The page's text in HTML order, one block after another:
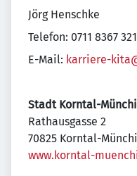
Jörg Henschke
Telefon: 0711 8367
E-Mail: karriere-
Stadt Korntal-
Rathausgasse 2
70825 Korntal-
www.korntal-